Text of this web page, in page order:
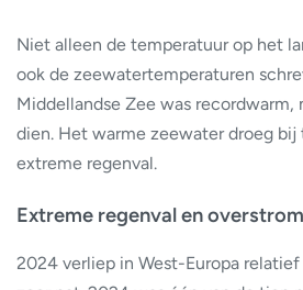
Niet alleen de temperatuur op het
ook de zeewatertemperaturen
Middellandse Zee was recordwarm,
dien. Het warme zeewater droeg
extreme regenval.
Extreme regenval en
2024 verliep in West-Europa relatief